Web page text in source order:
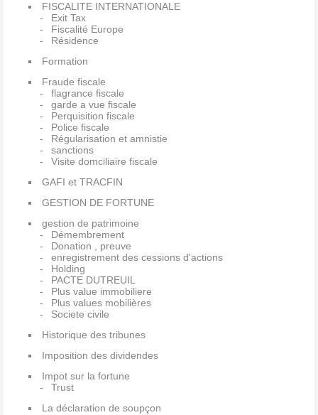
FISCALITE INTERNATIONALE
Exit Tax
Fiscalité Europe
Résidence
Formation
Fraude fiscale
flagrance fiscale
garde a vue fiscale
Perquisition fiscale
Police fiscale
Régularisation et amnistie
sanctions
Visite domciliaire fiscale
GAFI et TRACFIN
GESTION DE FORTUNE
gestion de patrimoine
Démembrement
Donation , preuve
enregistrement des cessions d'actions
Holding
PACTE DUTREUIL
Plus value immobiliere
Plus values mobilières
Societe civile
Historique des tribunes
Imposition des dividendes
Impot sur la fortune
Trust
La déclaration de soupçon